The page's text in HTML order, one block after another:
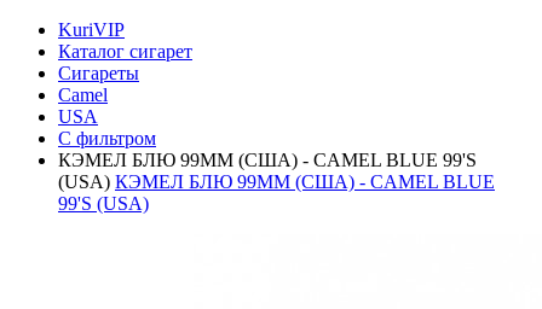
KuriVIP
Каталог сигарет
Сигареты
Camel
USA
С фильтром
КЭМЕЛ БЛЮ 99ММ (США) - CAMEL BLUE 99'S
(USA) КЭМЕЛ БЛЮ 99ММ (США) - CAMEL BLUE
99'S (USA)